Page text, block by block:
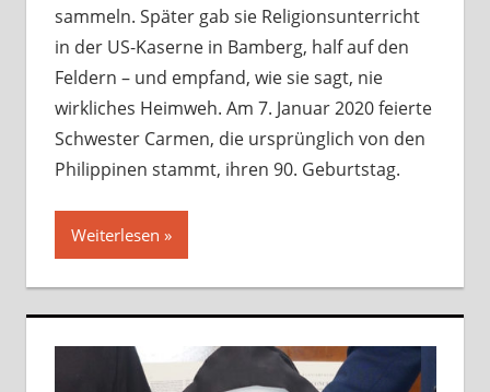
sammeln. Später gab sie Religionsunterricht
in der US-Kaserne in Bamberg, half auf den
Feldern – und empfand, wie sie sagt, nie
wirkliches Heimweh. Am 7. Januar 2020 feierte
Schwester Carmen, die ursprünglich von den
Philippinen stammt, ihren 90. Geburtstag.
Weiterlesen